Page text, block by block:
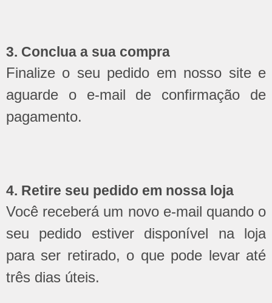
3. Conclua a sua compra
Finalize o seu pedido em nosso site e
aguarde o e-mail de confirmação de
pagamento.
4. Retire seu pedido em nossa loja
Você receberá um novo e-mail quando o
seu pedido estiver disponível na loja
para ser retirado, o que pode levar até
três dias úteis.